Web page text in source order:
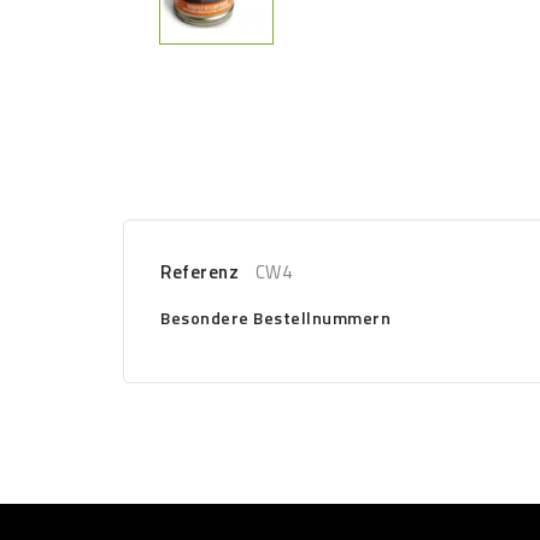
Referenz CW4
Besondere Bestellnummern